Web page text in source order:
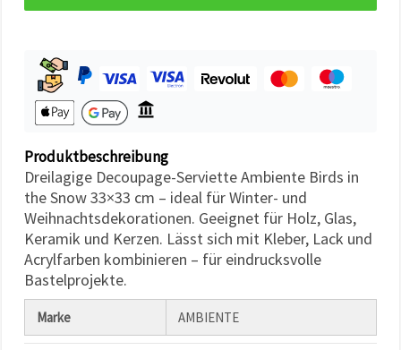
Cookie-
Einstellungen
Produktbeschreibung
Dreilagige Decoupage-Serviette Ambiente Birds in
the Snow 33×33 cm – ideal für Winter- und
Weihnachtsdekorationen. Geeignet für Holz, Glas,
Keramik und Kerzen. Lässt sich mit Kleber, Lack und
Acrylfarben kombinieren – für eindrucksvolle
Bastelprojekte.
Marke AMBIENTE